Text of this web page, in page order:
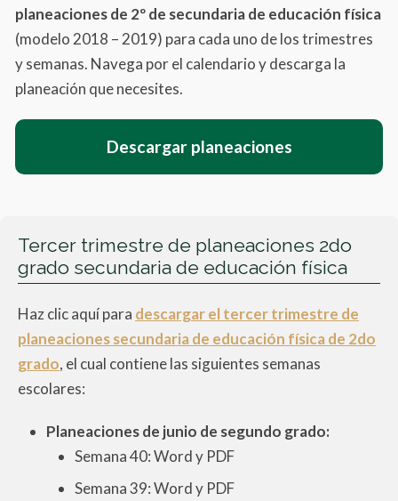
planeaciones de 2º de secundaria de educación física
(modelo 2018 – 2019) para cada uno de los trimestres
y semanas. Navega por el calendario y descarga la
planeación que necesites.
Descargar planeaciones
Tercer trimestre de planeaciones 2do
grado secundaria de educación física
Haz clic aquí para descargar el tercer trimestre de
planeaciones secundaria de educación física de 2do
grado, el cual contiene las siguientes semanas
escolares:
Planeaciones de junio de segundo grado:
Semana 40: Word y PDF
Semana 39: Word y PDF